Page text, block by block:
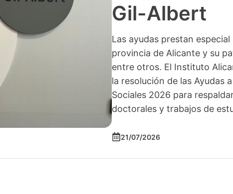
Gil-Albert
Las ayudas prestan
provincia de Alicante y su
entre otros. El Instituto
la resolución de las Ayudas
Sociales 2026 para
doctorales y trabajos de
21/07/2026